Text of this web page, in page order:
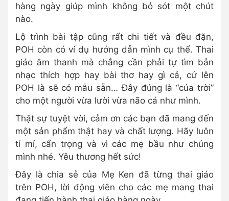
hàng ngày giúp mình không bỏ sót một chút
nào.
Lộ trình bài tập cũng rất chi tiết và đều đặn,
POH còn có ví dụ hướng dẫn mình cụ thể. Thai
giáo âm thanh mà chẳng cần phải tự tìm bản
nhạc thích hợp hay bài thơ hay gì cả, cứ lên
POH là sẽ có mẫu sẵn… Đây đúng là “của trời”
cho một người vừa lười vừa não cá như mình.
Thật sự tuyệt vời, cảm ơn các bạn đã mang đến
một sản phẩm thật hay và chất lượng. Hãy luôn
tỉ mỉ, cẩn trọng và vì các mẹ bầu như chúng
mình nhé. Yêu thương hết sức!
Đây là chia sẻ của Mẹ Ken đã từng thai giáo
trên POH, lời động viên cho các mẹ mang thai